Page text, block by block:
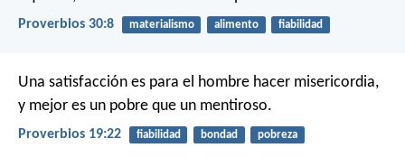
Proverbios 30:8 materialismo alimento fiabilidad
Una satisfacción es para el hombre hacer misericordia,
y mejor es un pobre que un mentiroso.
Proverbios 19:22 fiabilidad bondad pobreza